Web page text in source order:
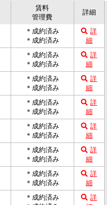
賃料
管理費
詳細
＊成約済み
＊成約済み
詳
細
＊成約済み
＊成約済み
詳
細
＊成約済み
＊成約済み
詳
細
＊成約済み
＊成約済み
詳
細
＊成約済み
＊成約済み
詳
細
＊成約済み
＊成約済み
詳
細
＊成約済み
＊成約済み
詳
細
＊成約済み
詳